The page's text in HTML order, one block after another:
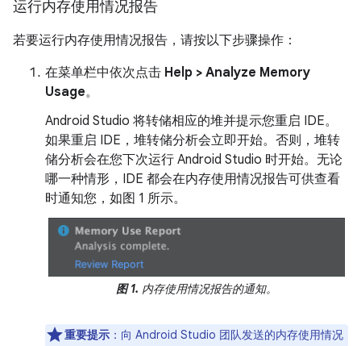
运行内存使用情况报告
若要运行内存使用情况报告，请按以下步骤操作：
在菜单栏中依次点击 Help > Analyze Memory
Usage。
Android Studio 将转储相应的堆并提示您重启 IDE。
如果重启 IDE，堆转储分析会立即开始。否则，堆转
储分析会在您下次运行 Android Studio 时开始。无论
哪一种情形，IDE 都会在内存使用情况报告可供查看
时通知您，如图 1 所示。
图 1. 内存使用情况报告的通知。
重要提示 ：向 Android Studio 团队发送的内存使用情况